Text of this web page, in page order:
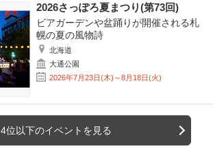
2026さっぽろ夏まつり(第73回)
ビアガーデンや盆踊りが開催される札
幌の夏の風物詩
北海道
大通公園
2026年7月23日(木)～8月18日(火)
4位以下のイベントを見る